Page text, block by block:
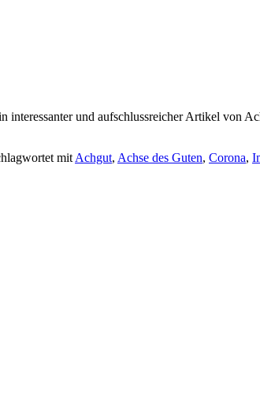
und aufschlussreicher Artikel von
mit Achgut, Achse des Guten, Corona,